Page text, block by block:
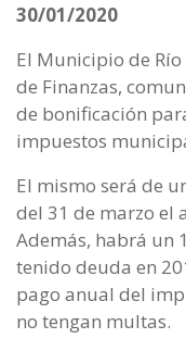
30/01/2020
El Municipio de
de Finanzas,
de bonificación
impuestos
El mismo será de
del 31 de marzo el
Además, habrá un
tenido deuda en
pago anual del
no tengan multas.